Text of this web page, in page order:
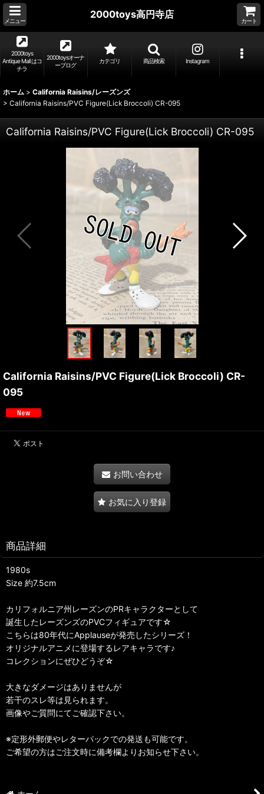
メニュー
2000toys高円寺店
カート
2000toys
Antique Mall はコ
チラ
2000toysオーナ
ーブログ
カテゴリ 商品検索 Instagram
ホーム > California Raisins/レーズンズ
> California Raisins/PVC Figure(Lick Broccoli) CR-095
California Raisins/PVC Figure(Lick Broccoli) CR-095
California Raisins/PVC Figure(Lick Broccoli) CR-
095
お問い合わせ
お気に入り登録
商品詳細
1980s
Size 約7.5cm
カリフォルニア州レーズンのPRキャラクターとして
誕生したレーズンズのPVCフィギュアです☆
こちらは80年代にApplauseが発売したシリーズ！
オリジナルアニメに登場するレアキャラです♪
コレクションにぜひどうぞ☆
大きなダメージはありませんが
若干のスレ等は見られます。
画像やご質問にてご確認下さい。
※定形外郵便やレターパックでの発送も可能です。
ご希望の方はご注文時に備考欄よりお知らせ下さい。